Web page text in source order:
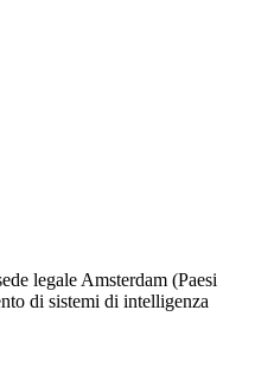
legale Amsterdam (Paesi
di sistemi di intelligenza